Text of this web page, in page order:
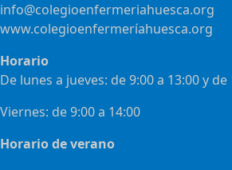
info@colegioenfermeriahuesca.org
www.colegioenfermeríahuesca.org
Horario
De lunes a jueves: de 9:00 a 13:00 y de
Viernes: de 9:00 a 14:00
Horario de verano